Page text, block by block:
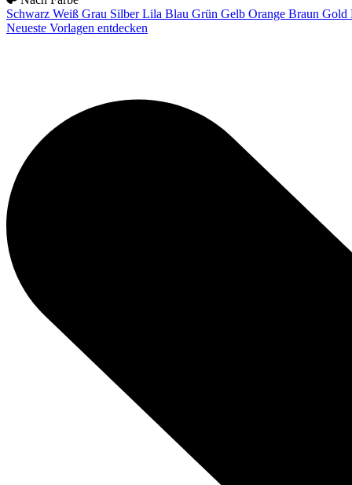
Schwarz Weiß Grau Silber Lila Blau Grün Gelb Orange Braun Gold
Neueste Vorlagen entdecken